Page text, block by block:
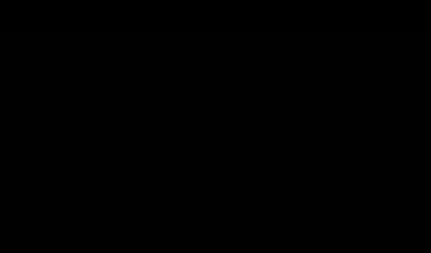
disponibili nella